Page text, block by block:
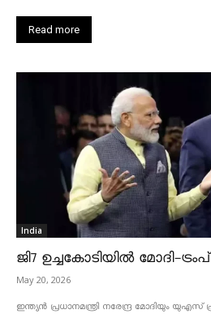
Read more
India
ജി7 ഉച്ചകോടിയിൽ മോദി-
May 20, 2026
ഇന്ത്യൻ പ്രധാനമന്ത്രി നരേന്ദ്ര മോദിയും